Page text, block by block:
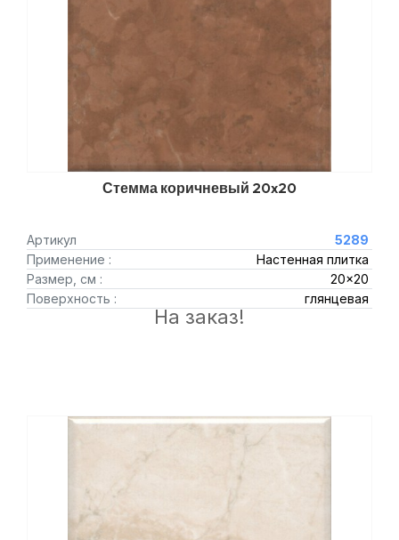
Стемма коричневый 20x20
Артикул
5289
Применение :
Настенная плитка
Размер, см :
20x20
Поверхность :
глянцевая
На заказ!